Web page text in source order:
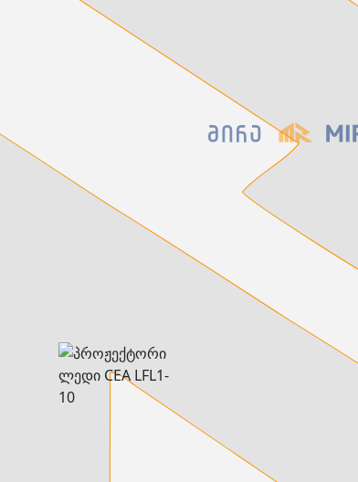
აბაზანის საშრობები
რადიატორები
საფართოებელი ავზები
კალორიფერები
მოცულობითი ბოილერი
ქვაბის სათადარიგო ნაწილები
გაზის მილები და მაკომპლექტებლები
გათბობის სისტემის მაკომპლექტებლები
ავარიული ციმციმები ხმოვანი ზარები
განათების ჯგუფი
დამიწების მოწყობილობები
დენისა და ძაბვის მექანიზმები
სადენის არხები და აქსესუარები
ელექტრო სადენის დოლურა
ელექტრო საკომუნიკაციო სადენები
მწერების საკლავი და სათადარიგო ნათურები
სადენის საკონტაქტო ელემენტი ჯგუფი
ხელის ინსტრუმენტის აქსესუარები
სამაგრი დეტალები ლითონის
ვენტილაცია
საცურაო აუზები და აქსესუარები
ელექტრო კარადები
ძაბვის რეგულატორი და სათადარიგო ნაწილები
ელექტრო სამონტაჟო ხელსაწყოები
საკანალიზაციო მილები და ფიტინგები